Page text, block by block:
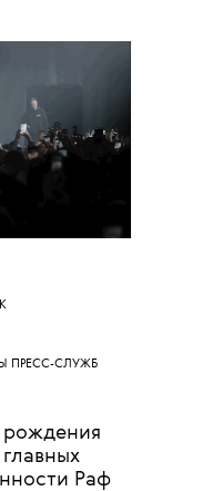
ПРЕСС-СЛУЖБ
рождения
Раф